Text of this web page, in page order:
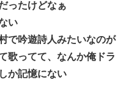
17話 感想：秋山さんの逆
の企画でハッスルしすぎて
ろ、保険にも入れないヤ
！！」
相性の甲府に2-0快勝で5年
ったけどなぁ
い
で吟遊詩人みたいなのが
歌ってて、なんか俺ドラ
か記憶にない